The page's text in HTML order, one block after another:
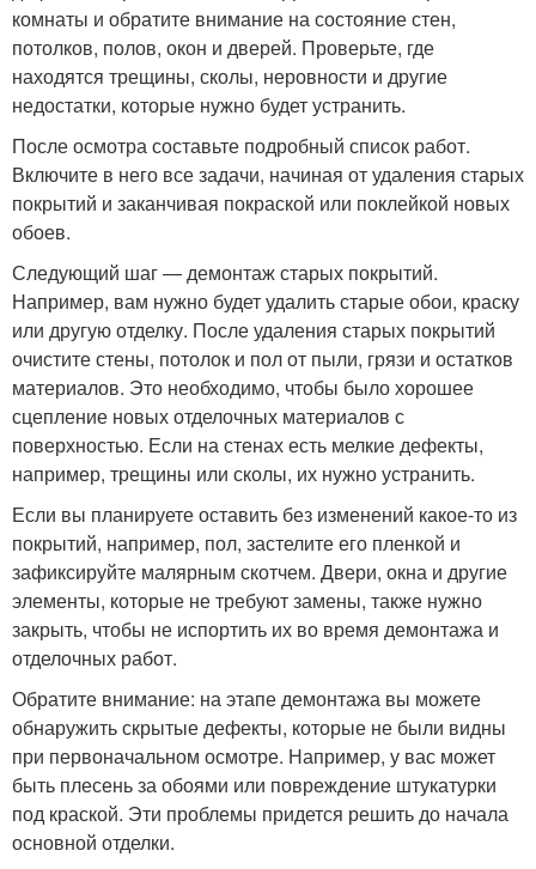
комнаты и обратите внимание на состояние стен,
потолков, полов, окон и дверей. Проверьте, где
находятся трещины, сколы, неровности и другие
недостатки, которые нужно будет устранить.
После осмотра составьте подробный список работ.
Включите в него все задачи, начиная от удаления старых
покрытий и заканчивая покраской или поклейкой новых
обоев.
Следующий шаг — демонтаж старых покрытий.
Например, вам нужно будет удалить старые обои, краску
или другую отделку. После удаления старых покрытий
очистите стены, потолок и пол от пыли, грязи и остатков
материалов. Это необходимо, чтобы было хорошее
сцепление новых отделочных материалов с
поверхностью. Если на стенах есть мелкие дефекты,
например, трещины или сколы, их нужно устранить.
Если вы планируете оставить без изменений какое-то из
покрытий, например, пол, застелите его пленкой и
зафиксируйте малярным скотчем. Двери, окна и другие
элементы, которые не требуют замены, также нужно
закрыть, чтобы не испортить их во время демонтажа и
отделочных работ.
Обратите внимание: на этапе демонтажа вы можете
обнаружить скрытые дефекты, которые не были видны
при первоначальном осмотре. Например, у вас может
быть плесень за обоями или повреждение штукатурки
под краской. Эти проблемы придется решить до начала
основной отделки.